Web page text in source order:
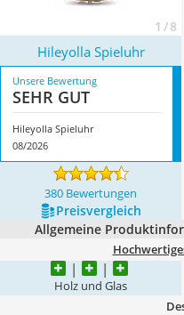
1 / 8
Hileyolla Spieluhr
Unsere Bewertung
SEHR GUT
Hileyolla Spieluhr
08/2026
380 Bewertungen
Preis­vergleich
Allgemeine
Holz und Glas